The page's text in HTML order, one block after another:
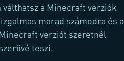
a Minecraft verziók
marad számodra és a
verziót szeretnél
teszi.